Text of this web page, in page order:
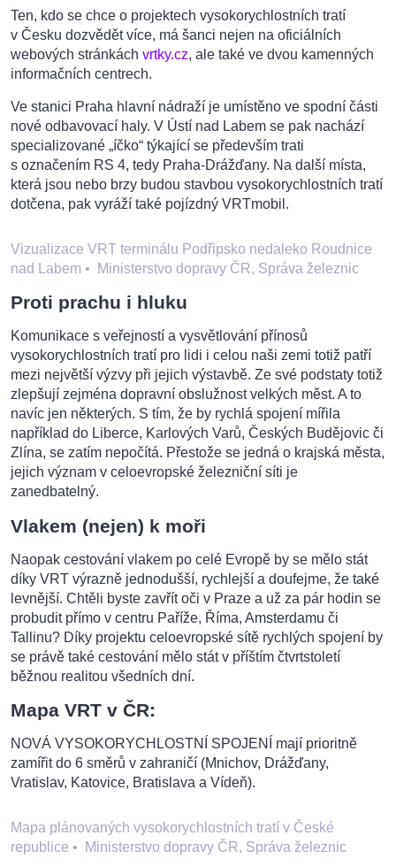
Ten, kdo se chce o projektech vysokorychlostních tratí
v Česku dozvědět více, má šanci nejen na oficiálních
webových stránkách vrtky.cz, ale také ve dvou kamenných
informačních centrech.
Ve stanici Praha hlavní nádraží je umístěno ve spodní části
nové odbavovací haly. V Ústí nad Labem se pak nachází
specializované „íčko“ týkající se především trati
s označením RS 4, tedy Praha-Drážďany. Na další místa,
která jsou nebo brzy budou stavbou vysokorychlostních tratí
dotčena, pak vyráží také pojízdný VRTmobil.
Vizualizace VRT terminálu Podřipsko nedaleko Roudnice
nad Labem • Ministerstvo dopravy ČR, Správa železnic
Proti prachu i hluku
Komunikace s veřejností a vysvětlování přínosů
vysokorychlostních tratí pro lidi i celou naši zemi totiž patří
mezi největší výzvy při jejich výstavbě. Ze své podstaty totiž
zlepšují zejména dopravní obslužnost velkých měst. A to
navíc jen některých. S tím, že by rychlá spojení mířila
například do Liberce, Karlových Varů, Českých Budějovic či
Zlína, se zatím nepočítá. Přestože se jedná o krajská města,
jejich význam v celoevropské železniční síti je
zanedbatelný.
Vlakem (nejen) k moři
Naopak cestování vlakem po celé Evropě by se mělo stát
díky VRT výrazně jednodušší, rychlejší a doufejme, že také
levnější. Chtěli byste zavřít oči v Praze a už za pár hodin se
probudit přímo v centru Paříže, Říma, Amsterdamu či
Tallinu? Díky projektu celoevropské sítě rychlých spojení by
se právě také cestování mělo stát v příštím čtvrtstoletí
běžnou realitou všedních dní.
Mapa VRT v ČR:
NOVÁ VYSOKORYCHLOSTNÍ SPOJENÍ mají prioritně
zamířit do 6 směrů v zahraničí (Mnichov, Drážďany,
Vratislav, Katovice, Bratislava a Vídeň).
Mapa plánovaných vysokorychlostních tratí v České
republice • Ministerstvo dopravy ČR, Správa železnic